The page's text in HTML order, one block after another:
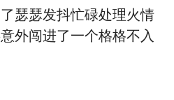
瑟瑟发抖忙碌处理火情
外闯进了一个格格不入